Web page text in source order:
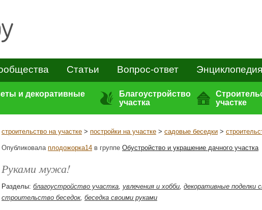
Статьи Вопрос-ответ
и декоративные
Благоустройство
участка
участке
строительство на участке > постройки на участке > садовые беседки >
Опубликовала плодожорка14 в группе Обустройство и украшение дачного участка
Руками мужа!
Разделы: благоустройство участка, увлечения и хобби, декоративные поделки
строительство беседок, беседка своими руками